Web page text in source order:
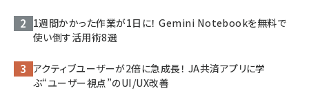
1週間かかった作業が1日に！ Gemini Notebookを無料で
使い倒す活用術8選
アクティブユーザーが2倍に急成長！ JA共済アプリに学
ぶ“ユーザー視点”のUI/UX改善